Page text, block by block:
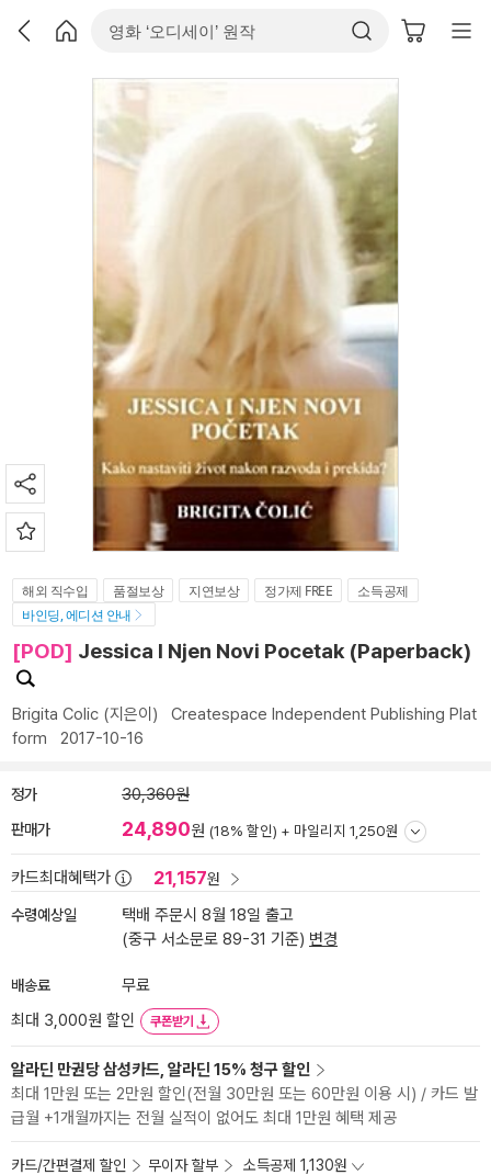
해외 직수입 품절보상 지연보상 정가제 FREE
소득공제
바인딩, 에디션 안내
[POD] Jessica I Njen Novi Pocetak (Paperback)
Brigita Colic (지은이) Createspace Independent Publishing Plat
form 2017-10-16
정가 30,360원
판매가 24,890원 (18% 할인) + 마일리지 1,250원
카드최대혜택가 21,157원
수령예상일
택배 주문시 8월 18일 출고
(중구 서소문로 89-31 기준) 변경
배송료
무료
최대 3,000원 할인
쿠폰받기
알라딘 만권당 삼성카드, 알라딘 15% 청구 할인
최대 1만원 또는 2만원 할인(전월 30만원 또는 60만원 이용 시) / 카드 발
급월 +1개월까지는 전월 실적이 없어도 최대 1만원 혜택 제공
카드/간편결제 할인 무이자 할부 소득공제 1,130원